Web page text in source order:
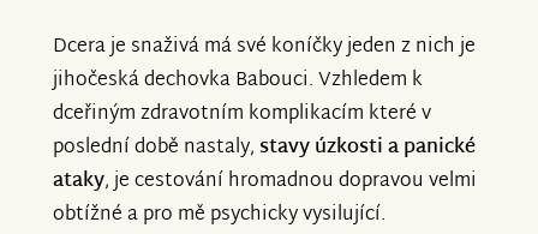
Dcera je snaživá má své koníčky jeden z nich je
jihočeská dechovka Babouci. Vzhledem k
dceřiným zdravotním komplikacím které v
poslední době nastaly,stavy úzkosti a panické
ataky, je cestování hromadnou dopravou velmi
obtížné a pro mě psychicky vysilující.